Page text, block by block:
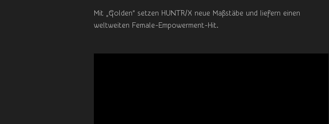
Mit „Golden“ setzen HUNTR/X neue Maßstäbe und liefern einen
weltweiten Female-Empowerment-Hit.